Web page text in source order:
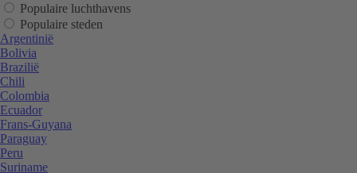
Populaire luchthavens
Populaire steden
Argentinië
Bolivia
Brazilië
Chili
Colombia
Ecuador
Frans-Guyana
Paraguay
Peru
Suriname